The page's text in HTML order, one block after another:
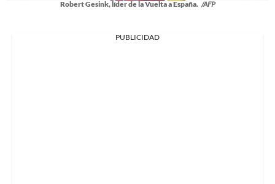
Robert Gesink, líder de la Vuelta a España. /AFP
PUBLICIDAD